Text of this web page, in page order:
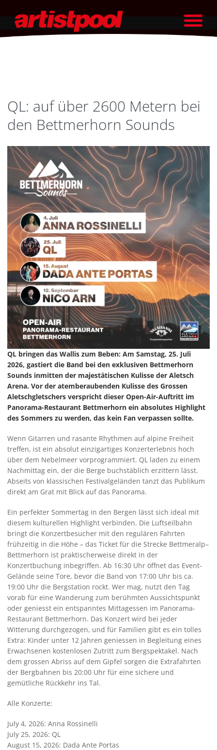
QL: auf über 2600 Metern bei
den Bettmerhorn Sounds
QL bringen das Wallis zum Beben: Am Samstag, 25. Juli
2026, gastiert die Band bei den exklusiven Bettmerhorn
Sounds inmitten der majestätischen Kulisse der Aletsch
Arena. Vor der atemberaubenden Kulisse des Grossen
Aletschgletschers verspricht dieser Open-Air-Auftritt im
Panorama-Restaurant Bettmerhorn ein absolutes Highlight
des Sommers zu werden, das kein Fan verpassen sollte.
Wenn Gitarren und rasante Rhythmen auf alpine Freiheit
treffen, ist ein absolut einzigartiges Konzerterlebnis hoch
über dem Nebelmeer vorprogrammiert. QL laden zu einem
Nachmittag ein, der die Berge buchstäblich erzittern lässt.
Abseits von klassischen Festivalgeländen tanzt das Publikum
direkt am Grat mit Blick auf das Panorama.
Ein perfekter Sommertag in den Bergen lässt sich ideal mit
diesem kulturellen Highlight verbinden. Die Luftseilbahn
bringt die Konzertbesucher mit den regulären Fahrten
frühzeitig in die Höhe – das Ticket für die Strecke Bettmeralp–
Bettmerhorn ist praktischerweise direkt in der
Konzertbuchung inbegriffen. Ab 16:30 Uhr öffnet das Event-
Gelände seine Tore, bevor die Band von 17:00 Uhr bis ca.
19:00 Uhr die Bergstation rockt. Wer mag, nutzt den Tag
vorab für eine Wanderung zum berühmten Aussichtspunkt
oder geniesst ein entspanntes Mittagessen im Panorama-
Restaurant Bettmerhorn. Das Konzert wird bei jeder
Witterung durchgezogen, und für Familien gibt es ein tolles
Extra: Kinder unter 12 Jahren geniessen in Begleitung eines
Erwachsenen kostenlosen Zutritt zum Bergspektakel. Nach
dem grossen Abriss auf dem Gipfel sorgen die Extrafahrten
der Bergbahnen bis 20:00 Uhr für eine sichere und
gemütliche Rückkehr ins Tal.
Alle Konzerte:
July 4, 2026: Anna Rossinelli
July 25, 2026: QL
August 15, 2026: Dada Ante Portas